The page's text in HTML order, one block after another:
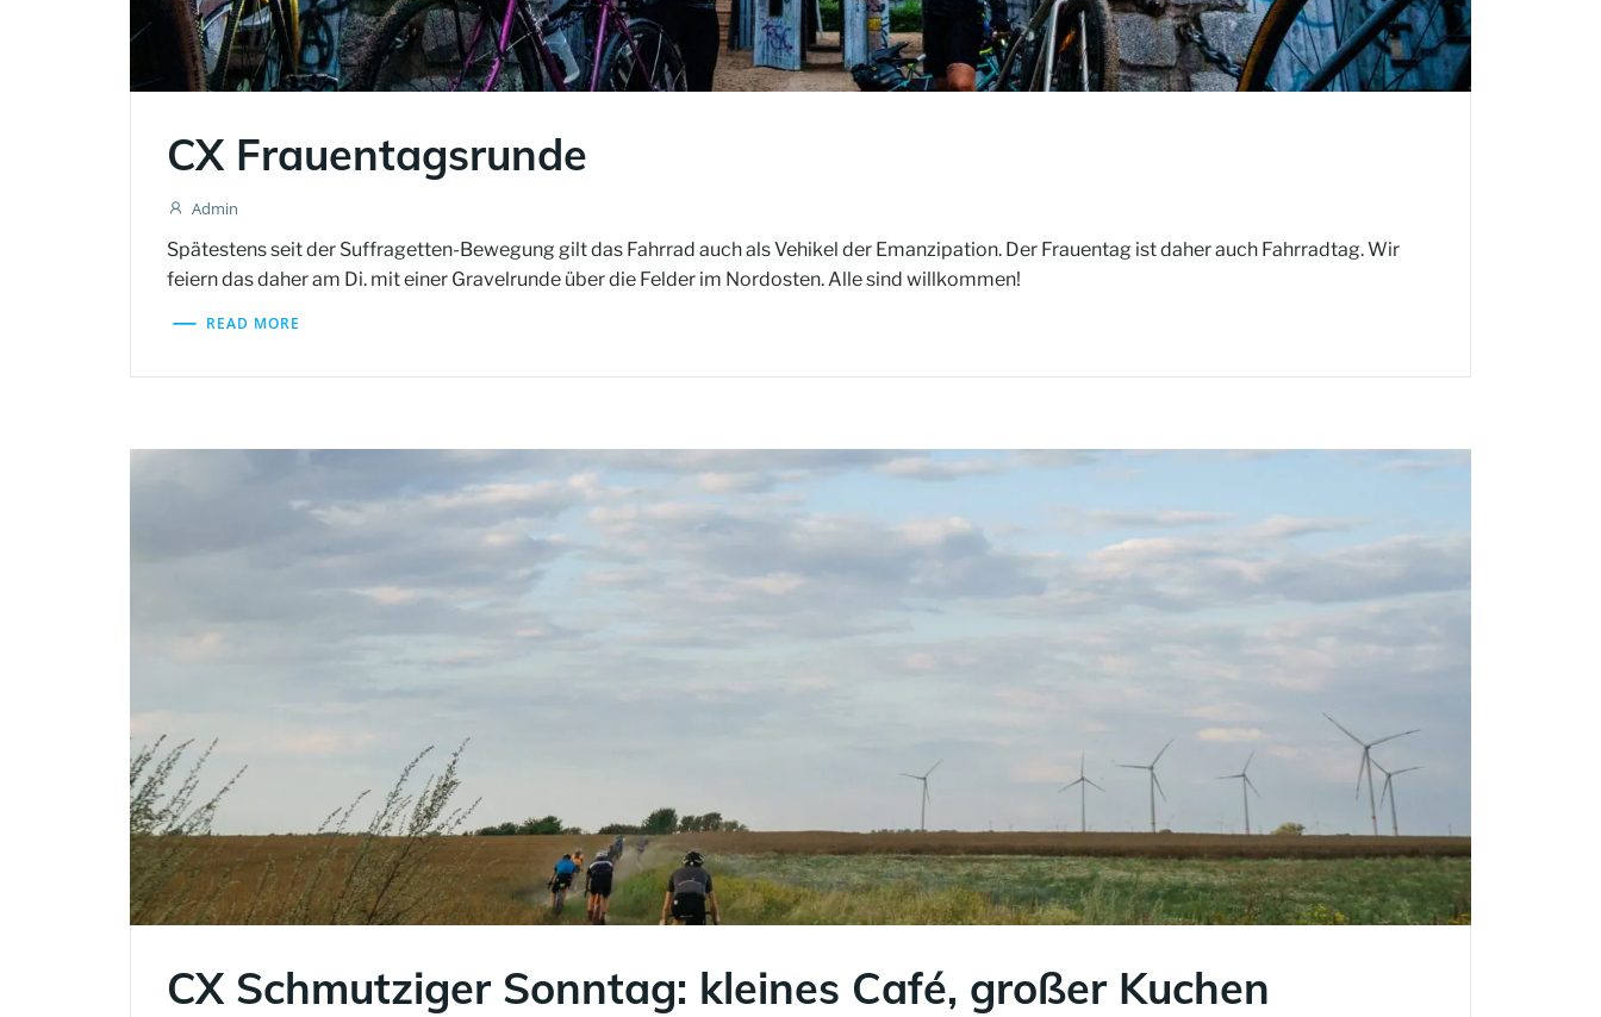
CX Frauentagsrunde
Admin
Spätestens seit der Suffragetten-Bewegung gilt das Fahrrad auch als Vehikel der Emanzipation. Der Frauentag ist daher auch Fahrradtag. Wir
feiern das daher am Di. mit einer Gravelrunde über die Felder im Nordosten. Alle sind willkommen!
READ MORE
CX Schmutziger Sonntag: kleines Café, großer Kuchen